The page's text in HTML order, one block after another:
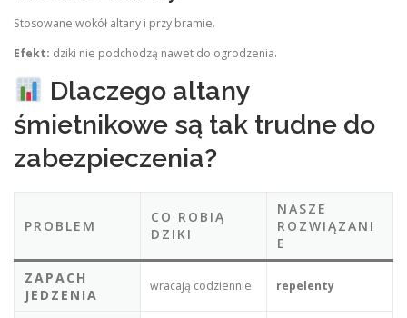
Stosowane wokół altany i przy bramie.
Efekt: dziki nie podchodzą nawet do ogrodzenia.
Dlaczego altany
śmietnikowe są tak trudne do
zabezpieczenia?
PROBLEM
CO ROBIĄ
DZIKI
NASZE
ROZWIĄZANI
E
ZAPACH
JEDZENIA
wracają codziennie repelenty